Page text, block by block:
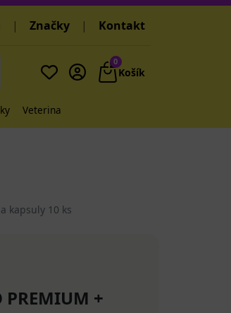
| Značky | Kontakt
0
Košík
Veterina
kapsuly 10 ks
+